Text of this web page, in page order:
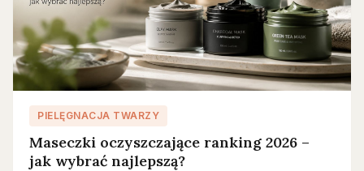
PIELĘGNACJA TWARZY
Maseczki oczyszczające ranking 2026 –
jak wybrać najlepszą?